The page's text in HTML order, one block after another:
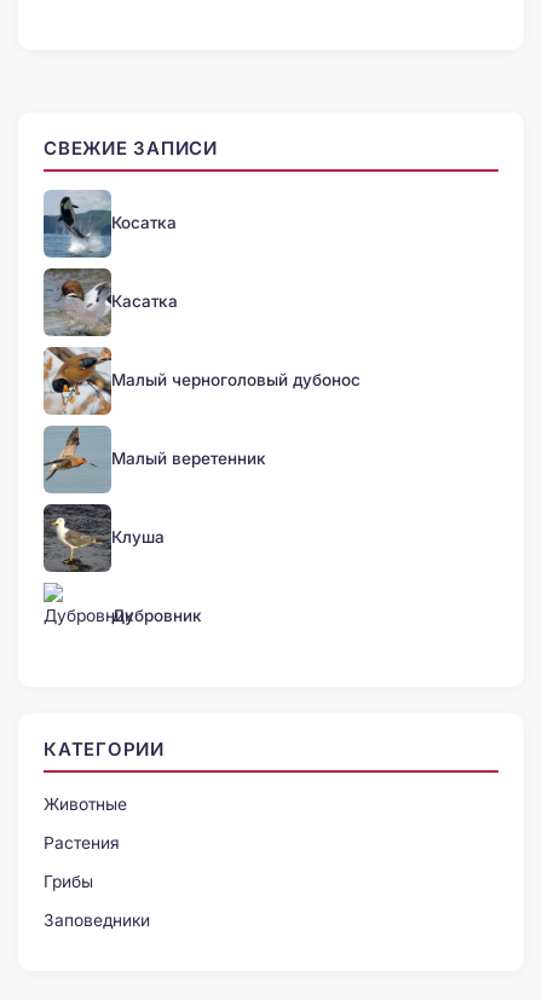
СВЕЖИЕ ЗАПИСИ
Косатка
Касатка
Малый черноголовый дубонос
Малый веретенник
Клуша
Дубровник
КАТЕГОРИИ
Животные
Растения
Грибы
Заповедники